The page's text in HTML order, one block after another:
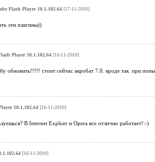
Flash Player 10.1.102.64[17-11-2010]
эти плагины))
Player 10.1.102.64[16-11-2010]
обновить!!!!! стоит сейчас акробат 7.0. вроде так. при
10.1.102.64[16-11-2010]
В Internet Exploer и Opera все отлично работает!:-)
[16-11-2010]